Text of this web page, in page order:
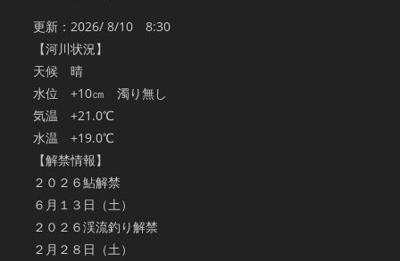
更新：2026/ 8/10 8:30
【河川状況】
天候 晴
水位 +10㎝ 濁り無し
気温 +21.0℃
水温 +19.0℃
【解禁情報】
２０２６鮎解禁
６月１３日（土）
２０２６渓流釣り解禁
２月２８日（土）